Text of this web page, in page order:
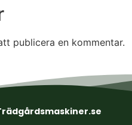
publicera en kommentar.